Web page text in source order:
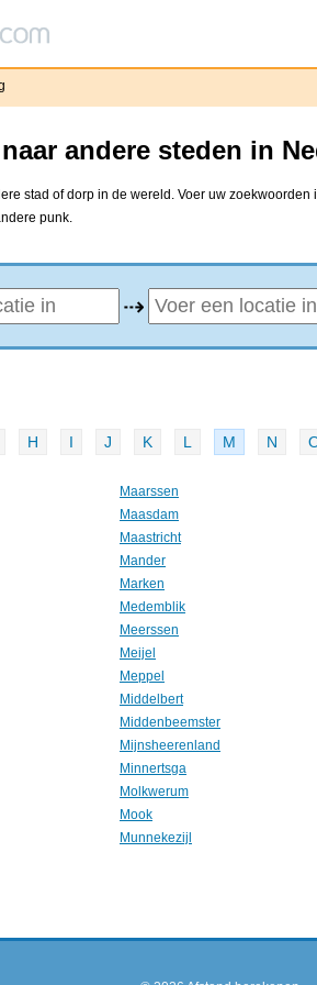
andere steden in
stad of dorp in de wereld. Voer uw
punk.
⇢
H I J K L M N
Maarssen
Maasdam
Maastricht
Mander
Marken
Medemblik
Meerssen
Meijel
Meppel
Middelbert
Middenbeemster
Mijnsheerenland
Minnertsga
Molkwerum
Mook
Munnekezijl